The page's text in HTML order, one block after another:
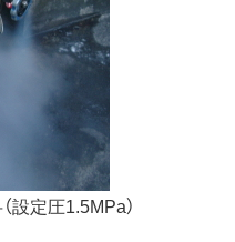
定圧1.5MPa）